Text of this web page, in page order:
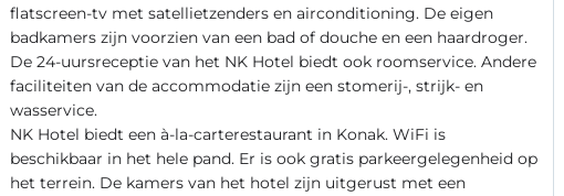
flatscreen-tv met satellietzenders en airconditioning. De eigen
badkamers zijn voorzien van een bad of douche en een haardroger.
De 24-uursreceptie van het NK Hotel biedt ook roomservice. Andere
faciliteiten van de accommodatie zijn een stomerij-, strijk- en
wasservice.
NK Hotel biedt een à-la-carterestaurant in Konak. WiFi is
beschikbaar in het hele pand. Er is ook gratis parkeergelegenheid op
het terrein. De kamers van het hotel zijn uitgerust met een